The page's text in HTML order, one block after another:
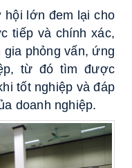
hội lớn đem lại cho
tiếp và chính xác,
phỏng vấn, ứng
từ đó tìm được
tốt nghiệp và đáp
doanh nghiệp.